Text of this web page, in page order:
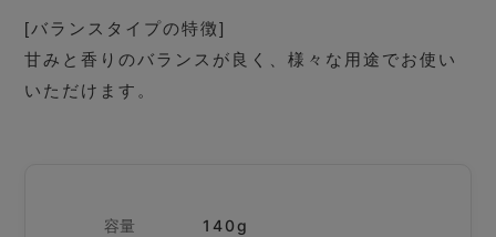
[バランスタイプの特徴]
甘みと香りのバランスが良く、様々な用途でお使い
いただけます。
容量 140g